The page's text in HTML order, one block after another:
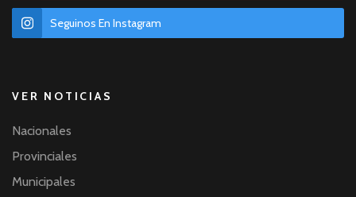
Seguinos En Instagram
VER NOTICIAS
Nacionales
Provinciales
Municipales